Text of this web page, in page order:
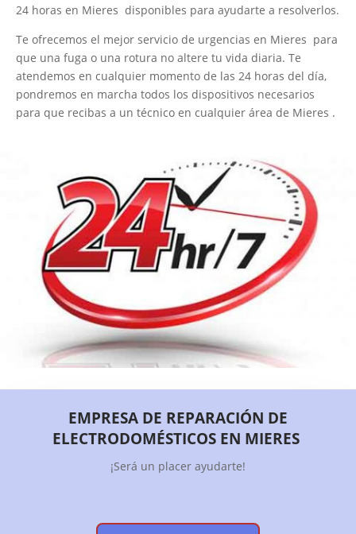
24 horas en Mieres disponibles para ayudarte a resolverlos.
Te ofrecemos el mejor servicio de urgencias en Mieres para
que una fuga o una rotura no altere tu vida diaria. Te
atendemos en cualquier momento de las 24 horas del día,
pondremos en marcha todos los dispositivos necesarios
para que recibas a un técnico en cualquier área de Mieres .
EMPRESA DE REPARACIÓN DE
ELECTRODOMÉSTICOS EN MIERES
¡Será un placer ayudarte!